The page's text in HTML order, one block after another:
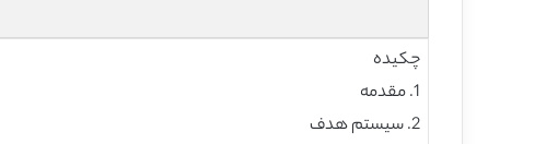
چکیده
1. مقدمه
2. سیستم هدف